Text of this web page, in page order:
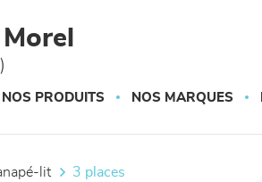
NOS PRODUITS NOS MARQUES
lit 3 places